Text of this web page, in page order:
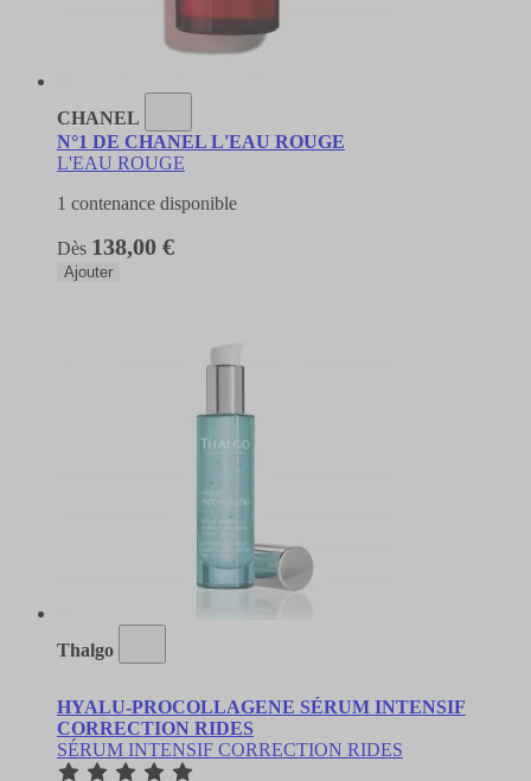
CHANEL
N°1 DE CHANEL L'EAU ROUGE
L'EAU ROUGE
1 contenance disponible
Dès 138,00 €
Ajouter
Thalgo
HYALU-PROCOLLAGENE SÉRUM INTENSIF
CORRECTION RIDES
SÉRUM INTENSIF CORRECTION RIDES